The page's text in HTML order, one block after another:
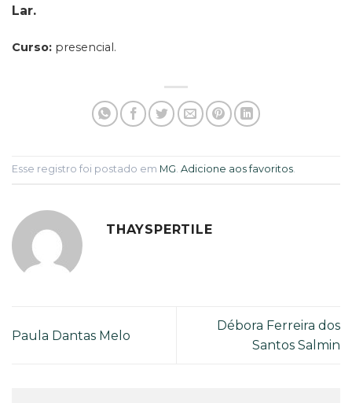
Lar.
Curso: presencial.
Esse registro foi postado em MG. Adicione aos favoritos.
THAYSPERTILE
Paula Dantas Melo
Débora Ferreira dos
Santos Salmin